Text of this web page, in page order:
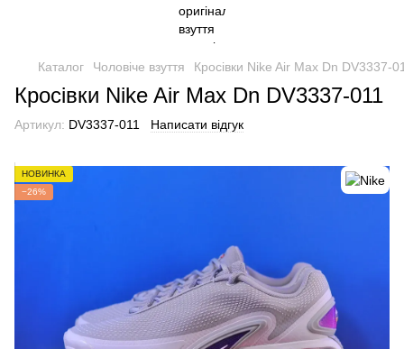
Каталог Чоловіче взуття Кросівки Nike Air Max Dn DV3337-
Кросівки Nike Air Max Dn DV3337-011
Артикул: DV3337-011 Написати відгук
НОВИНКА
−26%